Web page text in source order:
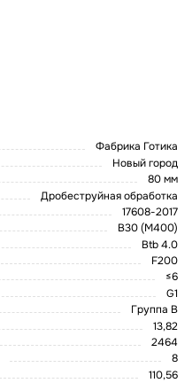
Фабрика Готика
Новый город
80 мм
Дробеструйная обработка
17608-2017
В30 (М400)
Btb 4.0
F200
≤6
G1
Группа В
13,82
2464
8
110,56